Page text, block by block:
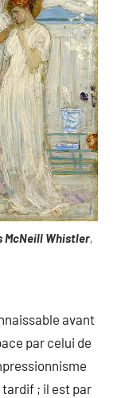
McNeill Whistler,
avant
par celui de
; il est par